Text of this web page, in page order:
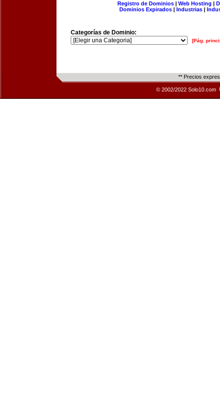
Registro de Dominios| Web Hosting |
Dominios Expirados | Industrias |
Categorías de Dominio:
[Pág.
** Precios
© 2002/2022 Solo10.com